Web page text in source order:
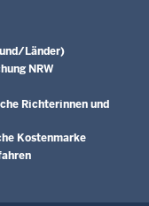
Länder)
NRW
Richterinnen und
Kostenmarke